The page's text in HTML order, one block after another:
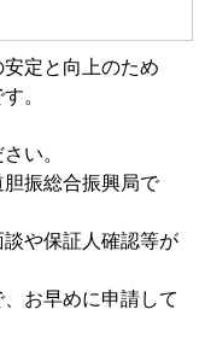
定と向上のため
。
い。
振総合振興局で
や保証人確認等が
お早めに申請して